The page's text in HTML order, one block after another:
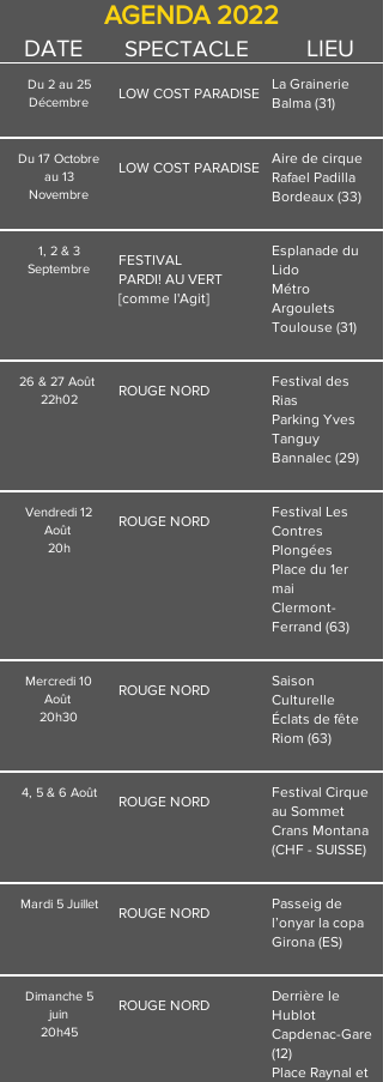
AGENDA 2022
DATE SPECTACLE LIEU
Du 2 au 25
Décembre
LOW COST PARADISE
La Grainerie
Balma (31)
Du 17 Octobre
au 13
Novembre
LOW COST PARADISE
Aire de cirque
Rafael Padilla
Bordeaux (33)
1, 2 & 3
Septembre
FESTIVAL
PARDI! AU VERT
[comme l'Agit]
Esplanade du
Lido
Métro
Argoulets
Toulouse (31)
26 & 27 Août
22h02
ROUGE NORD
Festival des
Rias
Parking Yves
Tanguy
Bannalec (29)
Vendredi 12
Août
20h
ROUGE NORD
Festival Les
Contres
Plongées
Place du 1er
mai
Clermont-
Ferrand (63)
Mercredi 10
Août
20h30
ROUGE NORD
Saison
Culturelle
Éclats de fête
Riom (63)
4, 5 & 6 Août
ROUGE NORD
Festival Cirque
au Sommet
Crans Montana
(CHF - SUISSE)
Mardi 5 Juillet
ROUGE NORD
Passeig de
l’onyar la copa
Girona (ES)
Dimanche 5
juin
20h45
ROUGE NORD
Derrière le
Hublot
Capdenac-Gare
(12)
Place Raynal et